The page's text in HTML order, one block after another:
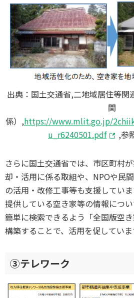
出典：国土交通省,二地域居住等関
関
係）,https://www.mlit.go.jp/
u_r6240501.pdf
,参
さらに国土交通省では、市区町村
却・活用に係る取組や、NPOや民
の活用・改修工事等も支援してい
提供している空き家等の情報につ
簡単に検索できるよう「全国版空
構築することで、活用を促していま
③テレワーク